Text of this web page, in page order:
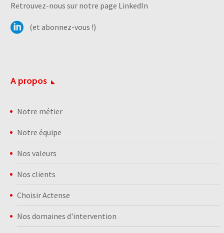
Retrouvez-nous sur notre page LinkedIn
(et abonnez-vous !)
A propos
Notre métier
Notre équipe
Nos valeurs
Nos clients
Choisir Actense
Nos domaines d'intervention